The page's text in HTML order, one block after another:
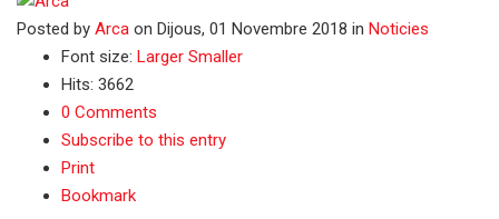
Posted by Arca on Dijous, 01 Novembre 2018 in Noticies
Font size: Larger Smaller
Hits: 3662
0 Comments
Subscribe to this entry
Print
Bookmark